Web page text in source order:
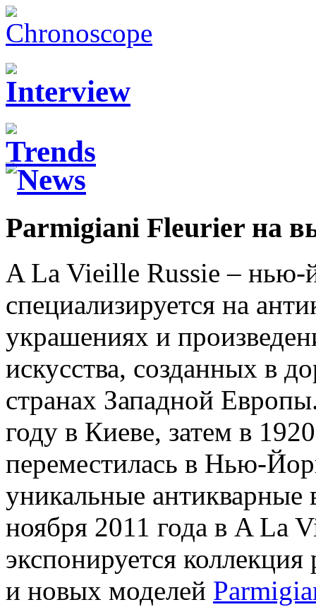
Parmigiani Fleurier на
A La Vieille Russie – нью-
специализируется на
украшениях и
искусства, созданных в
странах Западной
году в Киеве, затем в
переместилась в Нью-
уникальные антикварные
ноября 2011 года в A La
экспонируется
и новых моделей